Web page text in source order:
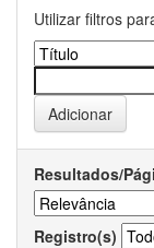
Utilizar filtros
Resultados/
Registro(s)